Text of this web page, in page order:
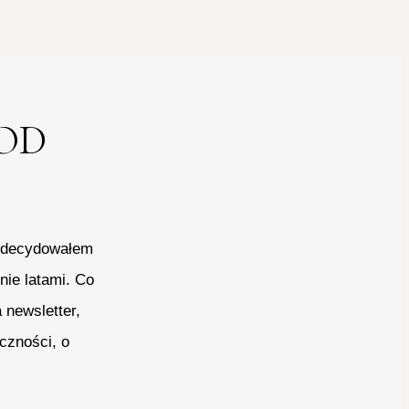
latami. Co
newsletter,
o